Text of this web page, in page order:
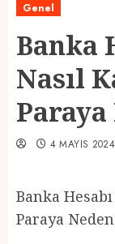
Genel
Banka
Nasıl
Paraya
4 MAYIS 2024
Banka
Paraya